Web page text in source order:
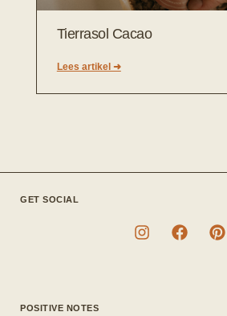
Tierrasol Cacao
Lees artikel ➜
GET SOCIAL
POSITIVE NOTES